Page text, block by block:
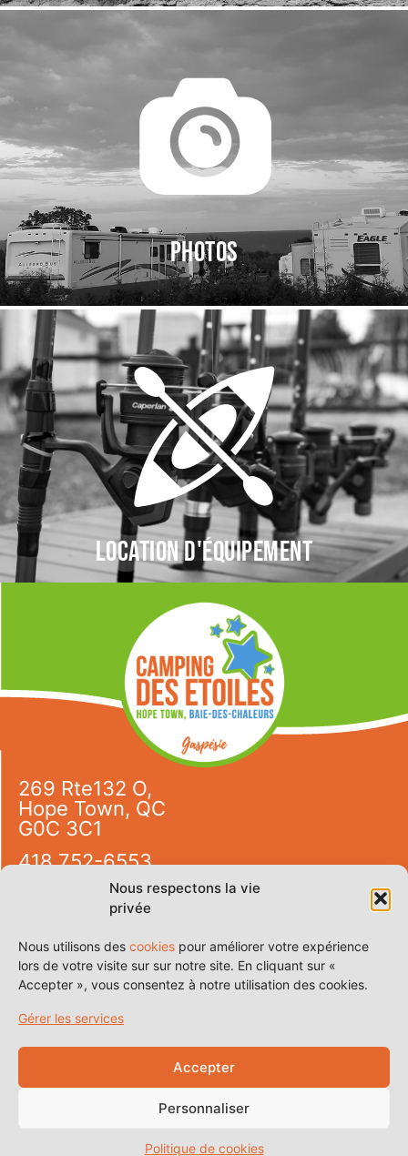
Nous respectons la vie
privée
Nous utilisons des cookies pour améliorer votre expérience
lors de votre visite sur sur notre site. En cliquant sur «
Accepter », vous consentez à notre utilisation des cookies.
Gérer les services
Accepter
Personnaliser
Politique de cookies
Photos
Location d'équipement
269 Rte132 O,
Hope Town, QC
G0C 3C1
418 752-6553
info@campingdesetoiles.com
9h30 à 20h00
Certificat d’enregistrement
de Tourisme Québec : 206743
Réservez